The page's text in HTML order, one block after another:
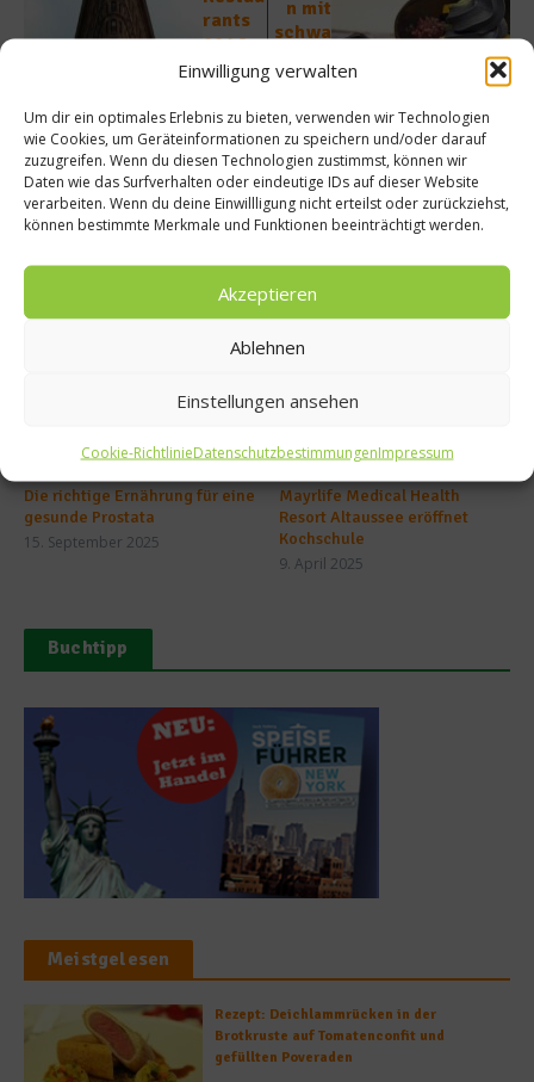
Einwilligung verwalten
Um dir ein optimales Erlebnis zu bieten, verwenden wir Technologien
wie Cookies, um Geräteinformationen zu speichern und/oder darauf
zuzugreifen. Wenn du diesen Technologien zustimmst, können wir
Daten wie das Surfverhalten oder eindeutige IDs auf dieser Website
verarbeiten. Wenn du deine Einwillligung nicht erteilst oder zurückziehst,
können bestimmte Merkmale und Funktionen beeinträchtigt werden.
Akzeptieren
Ablehnen
Einstellungen ansehen
Cookie-RichtlinieDatenschutzbestimmungenImpressum
rants
2016 –
Platz
100
n mit
schwa
Eis
Die richtige Ernährung für eine
gesunde Prostata
15. September 2025
Mayrlife Medical Health
Resort Altaussee eröffnet
Kochschule
9. April 2025
Buchtipp
Meistgelesen
Rezept: Deichlammrücken in der
Brotkruste auf Tomatenconfit und
gefüllten Poveraden